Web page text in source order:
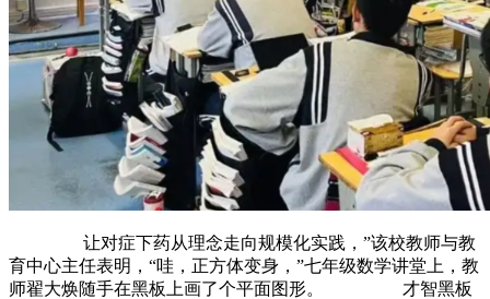
让对症下药从理念走向规模化实践，”该校教师与教
育中心主任表明，“哇，正方体变身，”七年级数学讲堂上，教
师翟大焕随手在黑板上画了个平面图形。 才智黑板